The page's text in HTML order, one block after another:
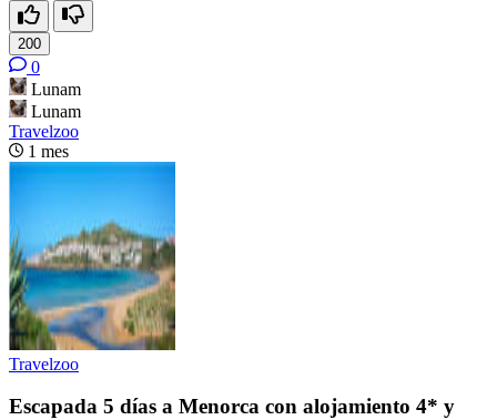
200
0
Lunam
Lunam
Travelzoo
1 mes
Travelzoo
Escapada 5 días a Menorca con alojamiento 4* y